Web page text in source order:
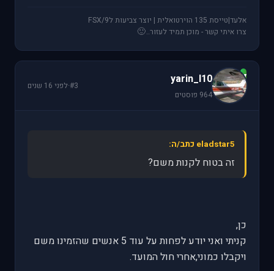
אלעד|טייסת 135 הוירטואלית | יוצר צביעות לFSX/9
צרו איתי קשר - מוכן תמיד לעזור..🙂
y
yarin_l10
964 פוסטים
#3
·לפני 16 שנים
eladstar5 כתב/ה:
זה בטוח לקנות משם?
כן,
קניתי ואני יודע לפחות על עוד 5 אנשים שהזמינו משם
ויקבלו כמוני,אחרי חול המועד.